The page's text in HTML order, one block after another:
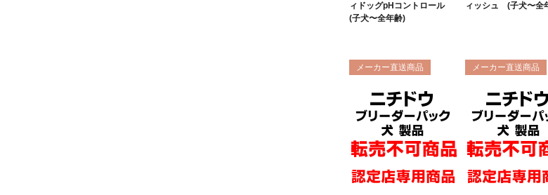
ィドッグpHコントロール
(子犬〜全年齢)
ィッシュ (子犬〜全
メーカー直送商品 メーカー直送商品